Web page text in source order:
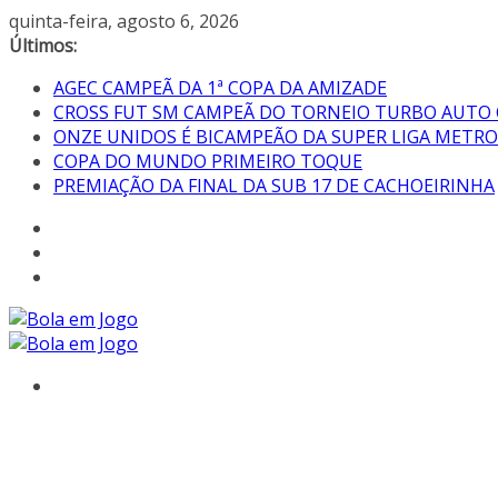
quinta-feira, agosto 6, 2026
Últimos:
AGEC CAMPEÃ DA 1ª COPA DA AMIZADE
CROSS FUT SM CAMPEÃ DO TORNEIO TURBO AUTO
ONZE UNIDOS É BICAMPEÃO DA SUPER LIGA
COPA DO MUNDO PRIMEIRO TOQUE
PREMIAÇÃO DA FINAL DA SUB 17 DE CACHOEIRINHA